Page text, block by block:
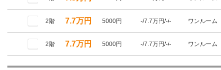
2階 7.7万円 5000円 -/7.7万円/-/- ワンルーム
2階 7.7万円 5000円 -/7.7万円/-/- ワンルーム